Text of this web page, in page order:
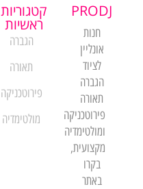
PRODJ
חנות
אונליין
לציוד
הגברה
תאורה
פירוטכניקה
ומולטימדיה
מקצועית,
בקרו
באתר
קטגוריות
ראשיות
הגברה
תאורה
פירוטכניקה
מולטימדיה